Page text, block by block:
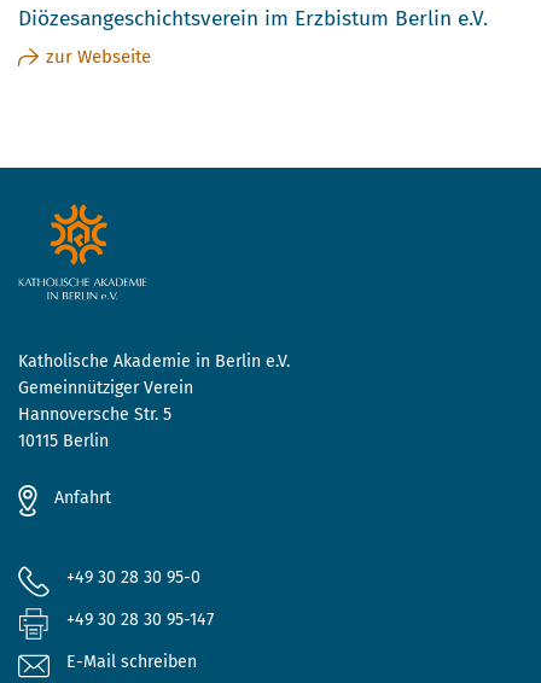
Diözesangeschichtsverein im Erzbistum Berlin e.V.
zur Webseite
Katholische Akademie in Berlin e.V.
Gemeinnütziger Verein
Hannoversche Str. 5
10115 Berlin
Anfahrt
+49 30 28 30 95-0
+49 30 28 30 95-147
E-Mail schreiben